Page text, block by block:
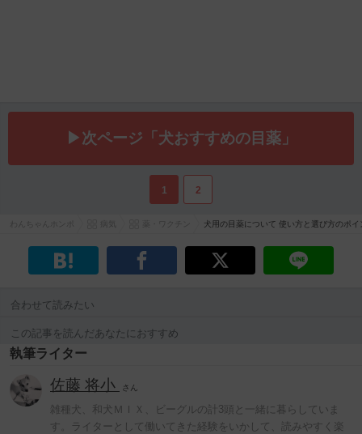
▶次ページ「犬おすすめの目薬」
1 2
病気 犬用の目薬について 使い方と選び方のポイ
合わせて読みたい
この記事を読んだあなたにおすすめ
執筆ライター
佐藤 将小 さん
雑種犬、和犬ＭＩＸ、ビーグルの計3頭と一緒に暮らしていま
す。ライターとして働いてきた経験をいかして、読みやすく楽